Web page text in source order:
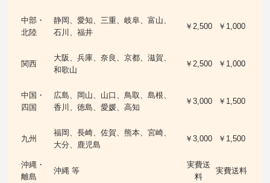
中部・
北陸
静岡、愛知、三重、岐阜、富山、
石川、福井
￥2,500 ￥1,000
関西
大阪、兵庫、奈良、京都、滋賀、
和歌山
￥2,500 ￥1,000
中国・
四国
広島、岡山、山口、鳥取、島根、
香川、徳島、愛媛、高知
￥3,000 ￥1,500
九州
福岡、長崎、佐賀、熊本、宮崎、
大分、鹿児島
￥3,000 ￥1,500
沖縄・
離島
沖縄 等
実費送
料
実費送料